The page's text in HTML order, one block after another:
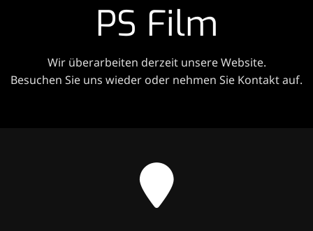
PS Film
Wir überarbeiten derzeit unsere Website.
Besuchen Sie uns wieder oder nehmen Sie Kontakt auf.